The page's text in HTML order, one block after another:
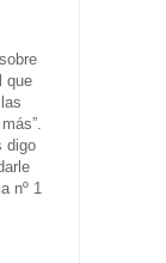
que
digo
nº 1